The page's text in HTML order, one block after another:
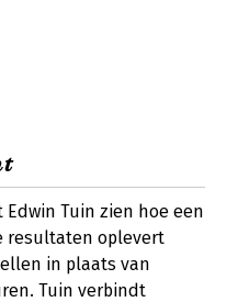
Edwin Tuin zien hoe een
resultaten oplevert
in plaats van
Tuin verbindt